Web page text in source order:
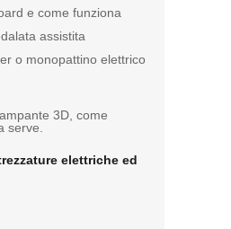
e come funziona
assistita
o monopattino elettrico
3D, come
serve.
elettriche ed